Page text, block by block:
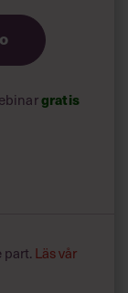
gratis
Läs vår